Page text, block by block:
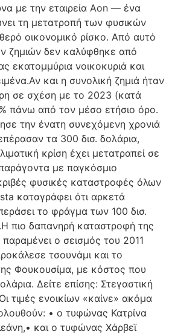
με την εταιρεία Aon — ένα
τη μετατροπή των φυσικών
οικονομικό ρίσκο. Από αυτό
ζημιών δεν καλύφθηκε από
εκατομμύρια νοικοκυριά και
και η συνολική ζημιά ήταν
σε σχέση με το 2023 (κατά
πάνω από τον μέσο ετήσιο όρο.
την ένατη συνεχόμενη χρονιά
τα 300 δισ. δολάρια,
κρίση έχει μετατραπεί σε
με παγκόσμιο
φυσικές καταστροφές όλων
καταγράφει ότι αρκετά
το φράγμα των 100 δισ.
πιο δαπανηρή καταστροφή της
παραμένει ο σεισμός του 2011
τσουνάμι και το
Φουκουσίμα, με κόστος που
Δείτε επίσης: Στεγαστική
τιμές ενοικίων «καίνε» ακόμα
• ο τυφώνας Κατρίνα
και ο τυφώνας Χάρβεϊ